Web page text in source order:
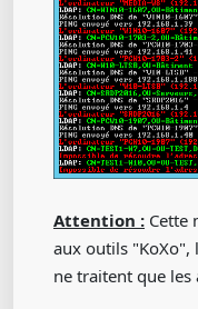
Attention : Cette
aux outils "KoXo",
ne traitent que les